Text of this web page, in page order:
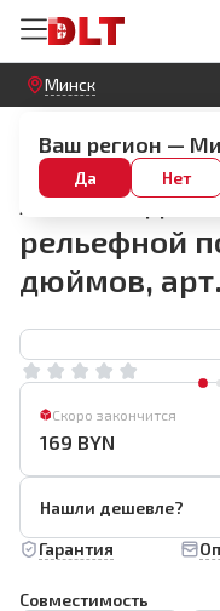
Круглосуточный!
Минск
Ваш регион —
Да Нет
Электрические присоски
АВТО
рельефной
дюймов,
Скоро закончится
169 BYN
Нашли дешевле?
Гарантия
Совместимость